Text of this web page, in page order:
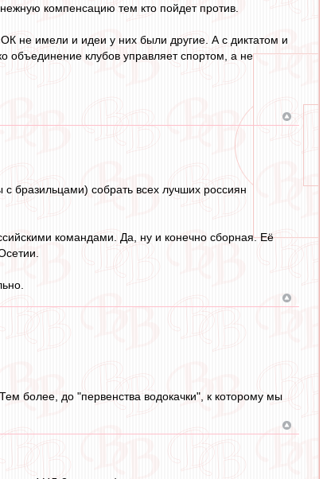
компенсацию тем кто пойдет против.
не имели и идеи у них были другие. А с диктатом и
объединение клубов управляет спортом, а не
бразильцами) собрать всех лучших россиян
командами. Да, ну и конечно сборная. Её
более, до "первенства водокачки", к которому мы